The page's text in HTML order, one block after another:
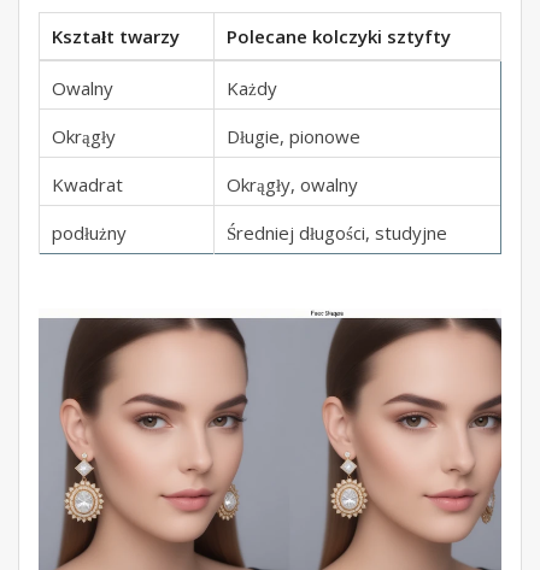
Kształt twarzy Polecane kolczyki sztyfty
Owalny
Każdy
Okrągły
Długie, pionowe
Kwadrat
Okrągły, owalny
podłużny
Średniej długości, studyjne